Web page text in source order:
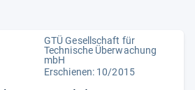
GTÜ Gesellschaft für
Technische Überwachung
mbH
Erschienen: 10/2015